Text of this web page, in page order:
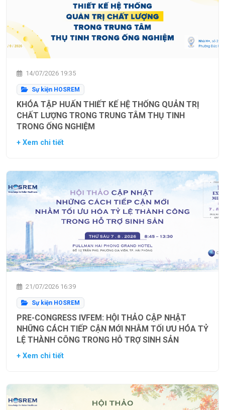
14/07/2026 19:35
Sự kiện HOSREM
KHÓA TẬP HUẤN THIẾT KẾ HỆ THỐNG QUẢN TRỊ
CHẤT LƯỢNG TRONG TRUNG TÂM THỤ TINH
TRONG ỐNG NGHIỆM
+ Xem chi tiết
21/07/2026 16:39
Sự kiện HOSREM
PRE-CONGRESS IVFEM: HỘI THẢO CẬP NHẬT
NHỮNG CÁCH TIẾP CẬN MỚI NHẰM TỐI ƯU HÓA TỶ
LỆ THÀNH CÔNG TRONG HỖ TRỢ SINH SẢN
+ Xem chi tiết